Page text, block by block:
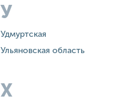
У
Удмуртская
Ульяновская область
Х